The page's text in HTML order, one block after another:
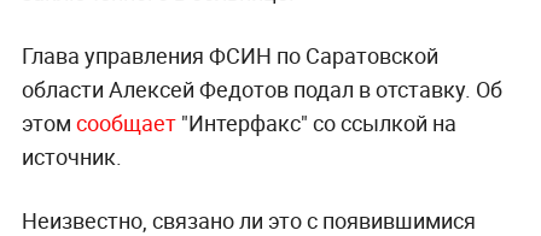
Глава управления ФСИН по Саратовской
области Алексей Федотов подал в отставку. Об
этом сообщает "Интерфакс" со ссылкой на
источник.
Неизвестно, связано ли это с появившимися